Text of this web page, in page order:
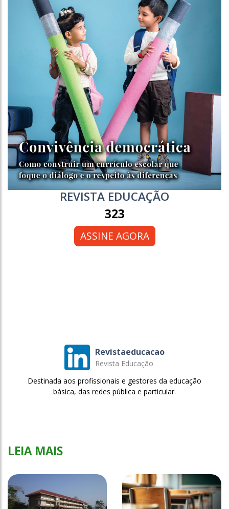
REVISTA EDUCAÇÃO
323
ASSINE AGORA
Revistaeducacao
Revista Educação
Destinada aos profissionais e gestores da educação
básica, das redes pública e particular.
LEIA MAIS